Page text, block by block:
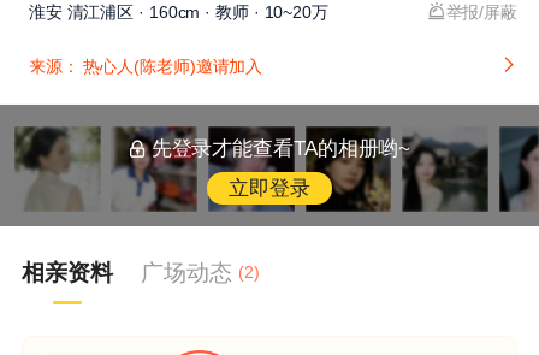
淮安 清江浦区 · 160cm · 教师 · 10~20万 举报/屏蔽
来源： 热心人(陈老师)邀请加入
先登录才能查看TA的相册哟~
立即登录
相亲资料 广场动态 (2)